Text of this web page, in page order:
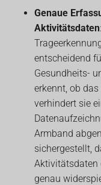
Genaue
Aktivitätsdaten
entscheidend
Gesundheits-
erkennt, ob
verhindert sie
Armband
sichergestellt,
Aktivitätsdaten
genau